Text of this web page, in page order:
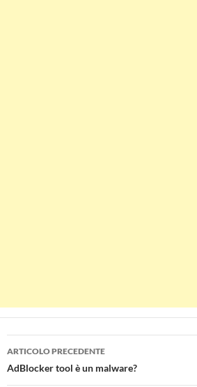
Navigazione
articolo
ARTICOLO PRECEDENTE
AdBlocker tool è un malware?